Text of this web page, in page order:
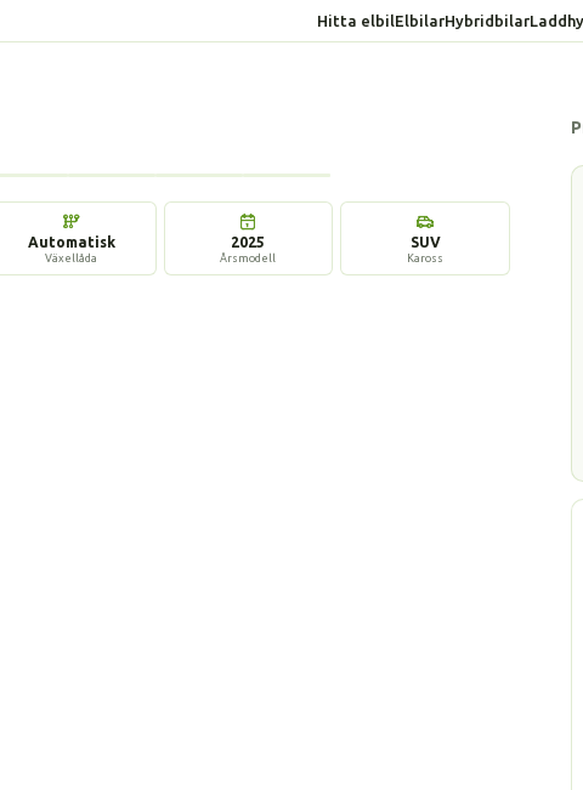
Hitta elbilElbilarHybridbilar
Automatisk
Växellåda
2025
Årsmodell
SUV
Kaross